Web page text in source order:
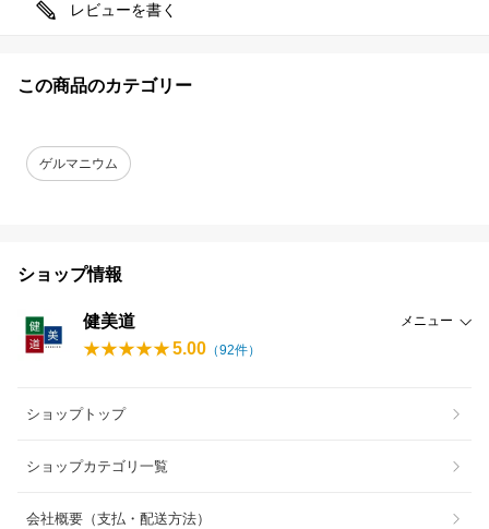
レビューを書く
この商品のカテゴリー
ゲルマニウム
ショップ情報
健美道 メニュー
5.00 （92件）
ショップトップ
ショップカテゴリ一覧
会社概要（支払・配送方法）